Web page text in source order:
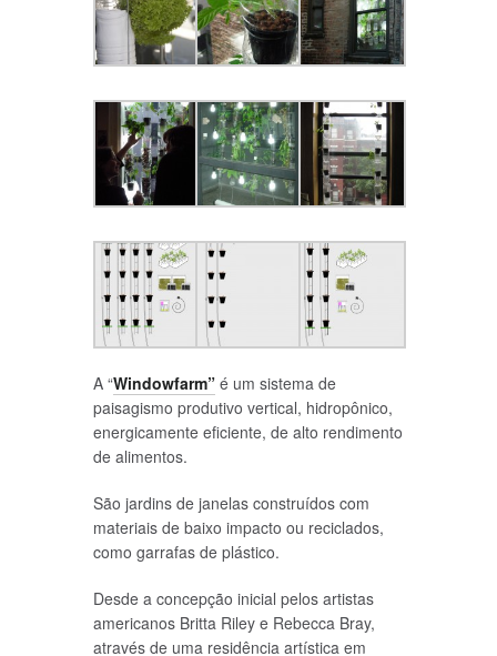
A “Windowfarm”é um sistema de
paisagismo produtivo vertical, hidropônico,
energicamente eficiente, de alto rendimento
de alimentos.
São jardins de janelas construídos com
materiais de baixo impacto ou reciclados,
como garrafas de plástico.
Desde a concepção inicial pelos artistas
americanos Britta Riley e Rebecca Bray,
através de uma residência artística em